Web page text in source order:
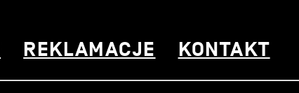
REKLAMACJE KONTAKT